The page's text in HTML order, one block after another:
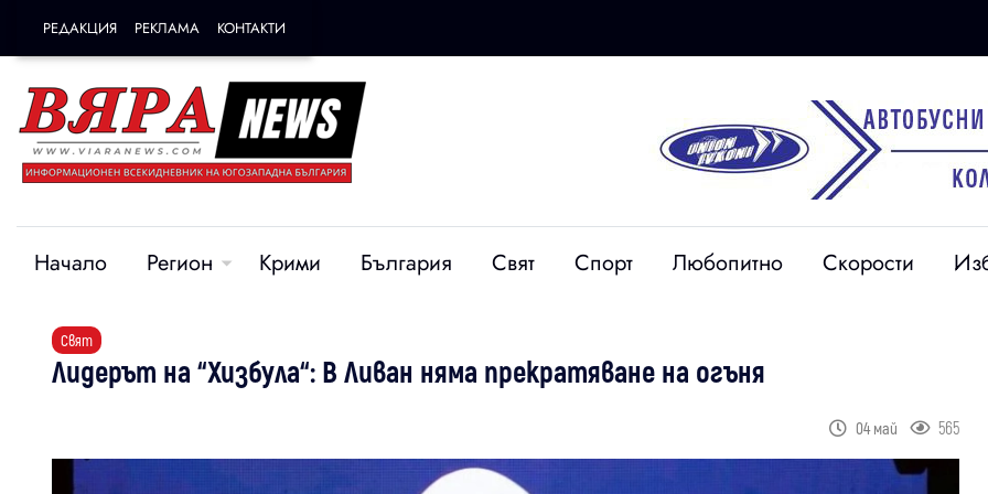
РЕДАКЦИЯ РЕКЛАМА КОНТАКТИ
Начало Регион Крими България Свят Спорт Любопитно Скорости
Свят
Лидерът на “Хизбула“: В Ливан няма прекратяване на огъня
04 май 565